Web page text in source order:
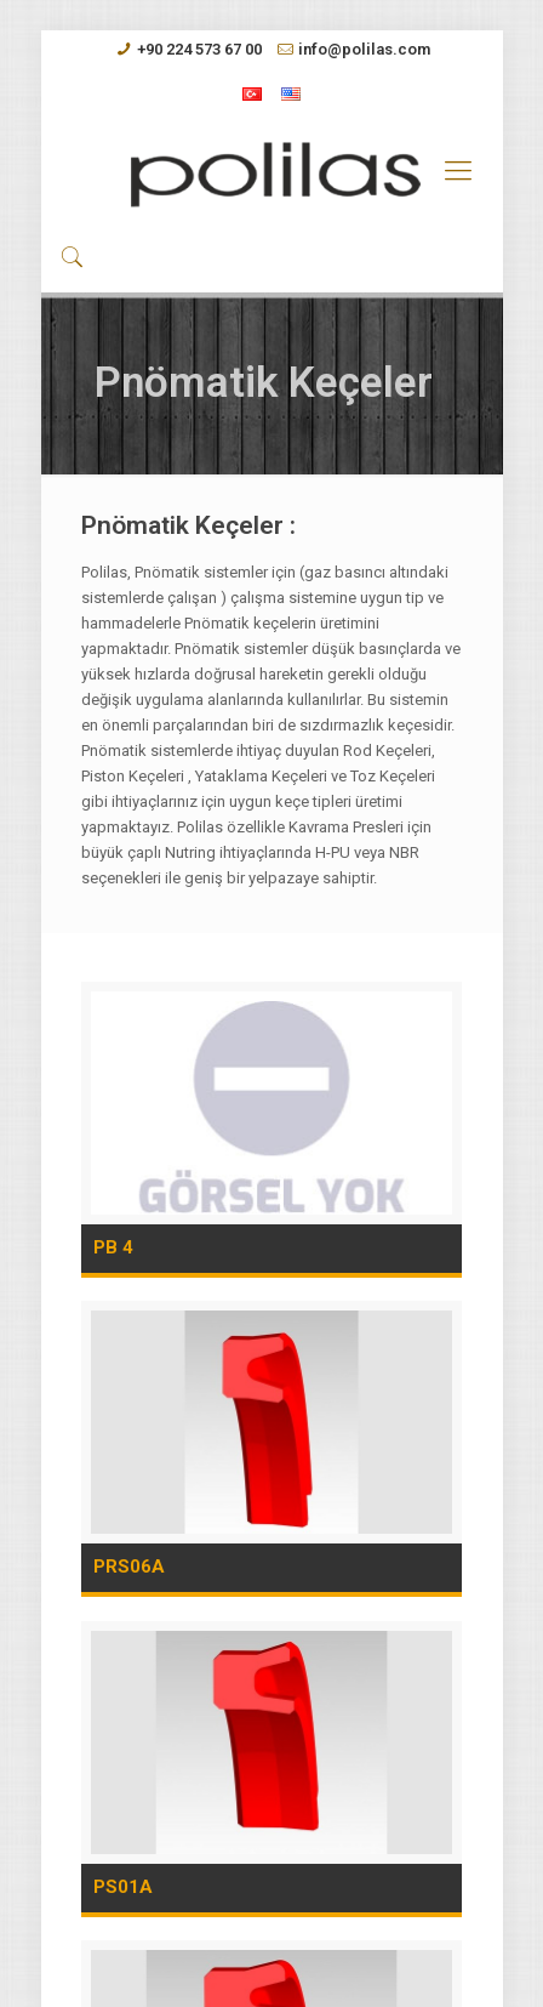
+90 224 573 67 00 info@polilas.com
Pnömatik Keçeler
Pnömatik Keçeler :
Polilas, Pnömatik sistemler için (gaz basıncı altındaki
sistemlerde çalışan ) çalışma sistemine uygun tip ve
hammadelerle Pnömatik keçelerin üretimini
yapmaktadır. Pnömatik sistemler düşük basınçlarda ve
yüksek hızlarda doğrusal hareketin gerekli olduğu
değişik uygulama alanlarında kullanılırlar. Bu sistemin
en önemli parçalarından biri de sızdırmazlık keçesidir.
Pnömatik sistemlerde ihtiyaç duyulan Rod Keçeleri,
Piston Keçeleri , Yataklama Keçeleri ve Toz Keçeleri
gibi ihtiyaçlarınız için uygun keçe tipleri üretimi
yapmaktayız. Polilas özellikle Kavrama Presleri için
büyük çaplı Nutring ihtiyaçlarında H-PU veya NBR
seçenekleri ile geniş bir yelpazaye sahiptir.
PB 4
PRS06A
PS01A